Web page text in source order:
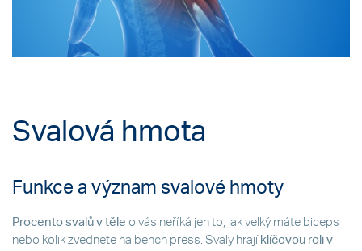
Svalová hmota
Funkce a význam svalové hmoty
Procento svalů v těle o vás neříká jen to, jak velký máte biceps
nebo kolik zvednete na bench press. Svaly hrají klíčovou roli v